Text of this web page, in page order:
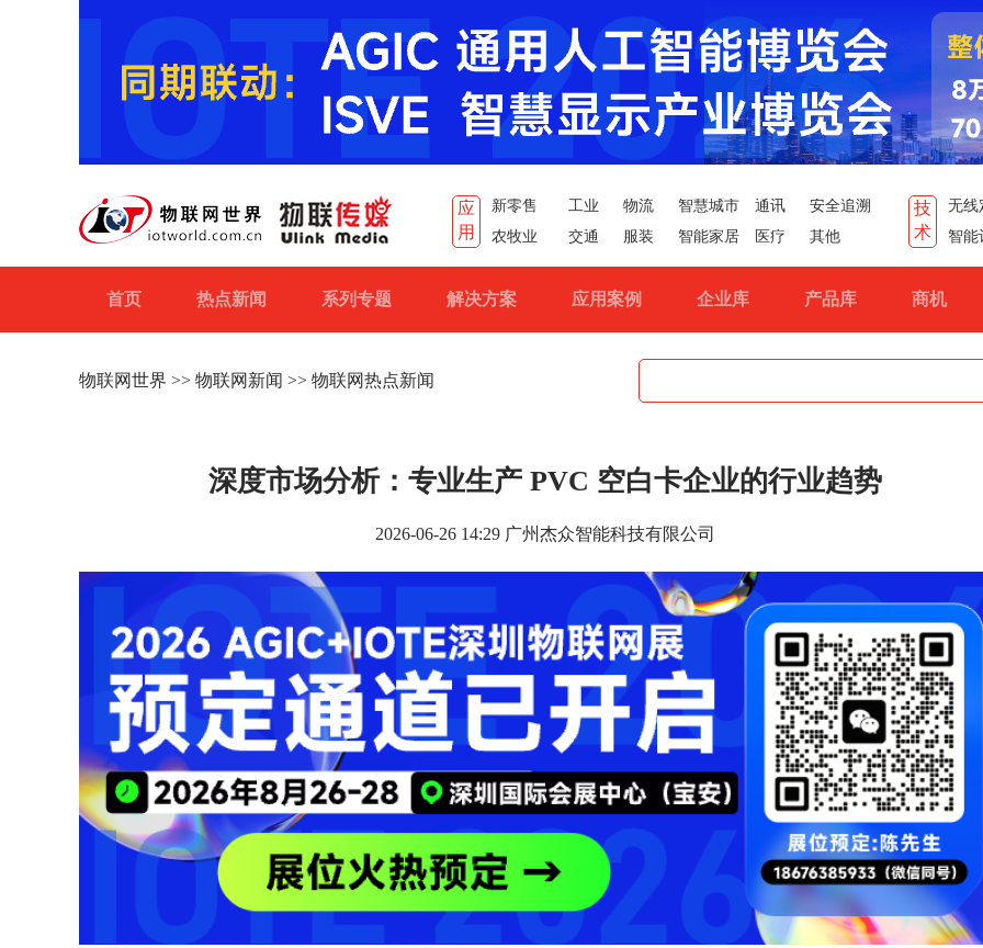
应
用
新零售 工业 物流 智慧城市 通讯
安全追溯
农牧业
交通 服装 智能家居 医疗 其他
技
术
无线
智能
首页 热点新闻 系列专题 解决方案 应用案例 企业库 产品库 商机
物联网世界 >> 物联网新闻 >> 物联网热点新闻
深度市场分析：专业生产 PVC 空白卡企业的行业趋势
2026-06-26 14:29 广州杰众智能科技有限公司